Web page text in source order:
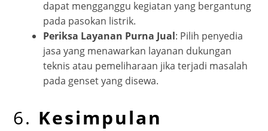
dapat mengganggu kegiatan yang bergantung
pada pasokan listrik.
Periksa Layanan Purna Jual: Pilih penyedia
jasa yang menawarkan layanan dukungan
teknis atau pemeliharaan jika terjadi masalah
pada genset yang disewa.
6. Kesimpulan